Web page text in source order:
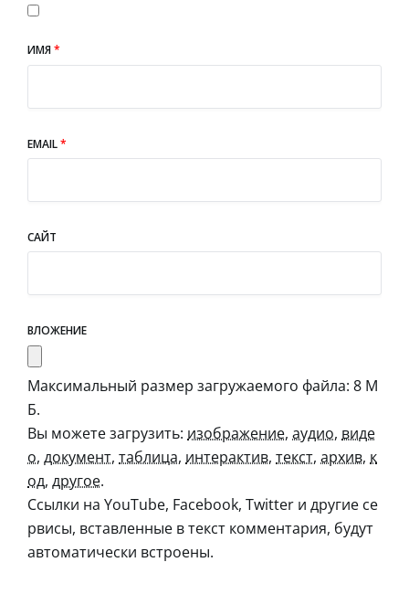
ИМЯ*
EMAIL*
САЙТ
ВЛОЖЕНИЕ
Максимальный размер загружаемого файла: 8 М
Б.
Вы можете загрузить: изображение, аудио, виде
о, документ, таблица, интерактив, текст, архив, к
од, другое.
Ссылки на YouTube, Facebook, Twitter и другие се
рвисы, вставленные в текст комментария, будут
автоматически встроены.